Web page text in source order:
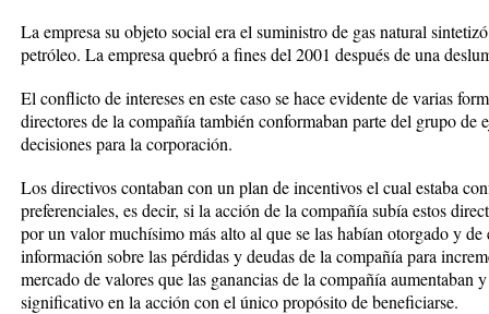
La empresa su objeto social era el suministro de gas natural
petróleo. La empresa quebró a fines del 2001 después de una
El conflicto de intereses en este caso se hace evidente de varias
directores de la compañía también conformaban parte del grupo de
decisiones para la corporación.
Los directivos contaban con un plan de incentivos el cual estaba
preferenciales, es decir, si la acción de la compañía subía estos
por un valor muchísimo más alto al que se las habían otorgado y
información sobre las pérdidas y deudas de la compañía para
mercado de valores que las ganancias de la compañía aumentaban
significativo en la acción con el único propósito de beneficiarse.